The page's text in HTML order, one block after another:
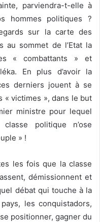
parviendra-t-elle à
hommes politiques ?
sur la carte des
au sommet de l’Etat la
« combattants » et
En plus d’avoir la
derniers jouent à se
« victimes », dans le but
ministre pour lequel
politique n’ose
» !
les fois que la classe
démissionnent et
débat qui touche à la
les conquistadors,
positionner, gagner du